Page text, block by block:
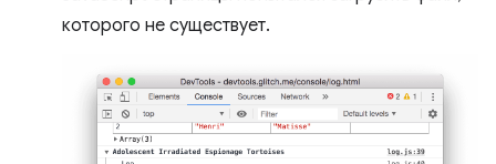
которого не существует.